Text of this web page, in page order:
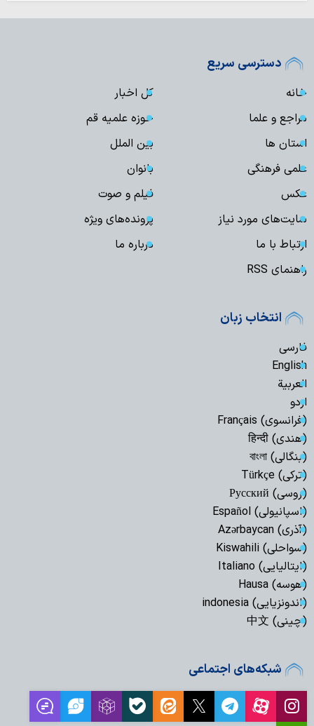
دسترسی سریع
خانه
کل اخبار
مراجع و علما
حوزه علمیه قم
استان ها
بین الملل
علمی فرهنگی
بانوان
عکس
فیلم و صوت
سایت‌های مورد نیاز
پرونده‌های ویژه
ارتباط با ما
درباره ما
راهنمای RSS
انتخاب زبان
فارسی
English
العربیة
اردو
(فرانسوی) Français
(هندی) हिन्दी
(بنگالی) বাংলা
(ترکی) Türkçe
(روسی) Русский
(اسپانیولی) Español
(آذری) Azərbaycan
(سواحلی) Kiswahili
(ایتالیایی) Italiano
(هوسه) Hausa
(اندونزیایی) indonesia
(چینی) 中文
شبکه‌های اجتماعی